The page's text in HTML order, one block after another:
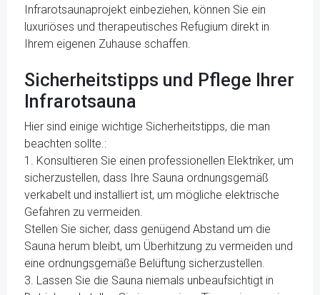
Infrarotsaunaprojekt einbeziehen, können Sie ein
luxuriöses und therapeutisches Refugium direkt in
Ihrem eigenen Zuhause schaffen.
Sicherheitstipps und Pflege Ihrer
Infrarotsauna
Hier sind einige wichtige Sicherheitstipps, die man
beachten sollte.:
1. Konsultieren Sie einen professionellen Elektriker, um
sicherzustellen, dass Ihre Sauna ordnungsgemäß
verkabelt und installiert ist, um mögliche elektrische
Gefahren zu vermeiden.
Stellen Sie sicher, dass genügend Abstand um die
Sauna herum bleibt, um Überhitzung zu vermeiden und
eine ordnungsgemäße Belüftung sicherzustellen.
3. Lassen Sie die Sauna niemals unbeaufsichtigt in